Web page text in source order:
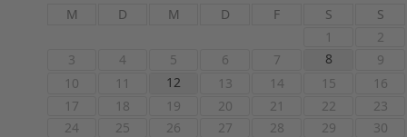
M D M D F S
S
1
2
3
4 5 6 7 8
9
10
11 12 13 14 15
16
17
18 19 20 21 22
23
24
25 26 27 28 29
30